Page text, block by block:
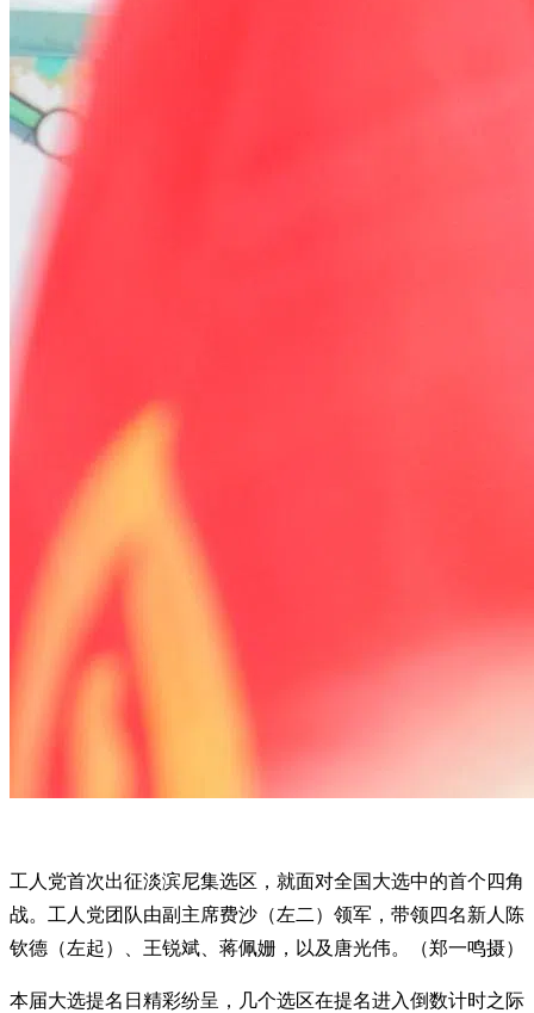
工人党首次出征淡滨尼集选区，就面对全国大选中的首个四角
战。工人党团队由副主席费沙（左二）领军，带领四名新人陈
钦德（左起）、王锐斌、蒋佩姗，以及唐光伟。（郑一鸣摄）
本届大选提名日精彩纷呈，几个选区在提名进入倒数计时之际